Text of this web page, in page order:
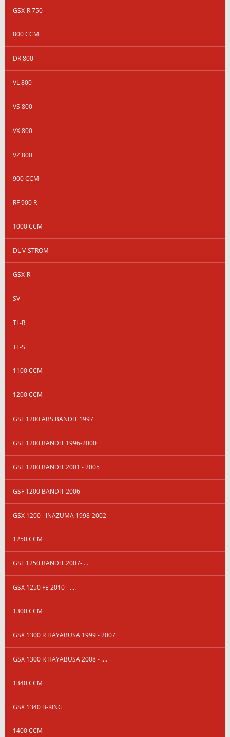
GSX-R 750
800 CCM
DR 800
VL 800
VS 800
VX 800
VZ 800
900 CCM
RF 900 R
1000 CCM
DL V-STROM
GSX-R
SV
TL-R
TL-S
1100 CCM
1200 CCM
GSF 1200 ABS BANDIT 1997
GSF 1200 BANDIT 1996-2000
GSF 1200 BANDIT 2001 - 2005
GSF 1200 BANDIT 2006
GSX 1200 - INAZUMA 1998-2002
1250 CCM
GSF 1250 BANDIT 2007-....
GSX 1250 FE 2010 - ....
1300 CCM
GSX 1300 R HAYABUSA 1999 - 2007
GSX 1300 R HAYABUSA 2008 - ....
1340 CCM
GSX 1340 B-KING
1400 CCM